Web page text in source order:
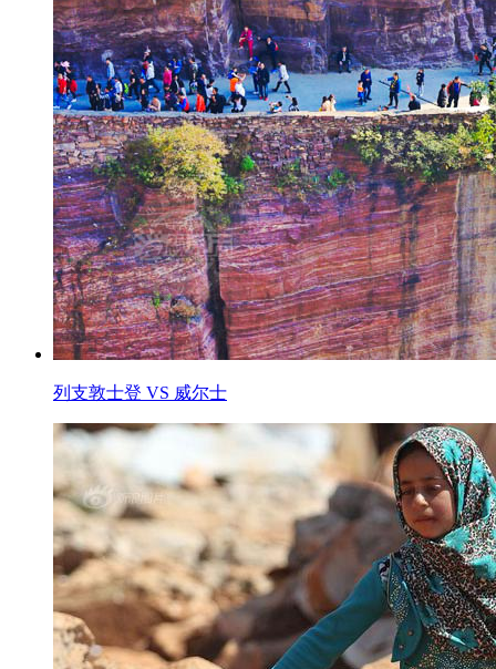
列支敦士登 VS 威尔士